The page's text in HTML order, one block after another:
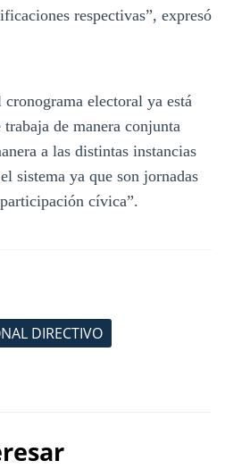
respectivas”, expresó
electoral ya está
de manera conjunta
a las distintas instancias
sistema ya que son jornadas
cívica”.
DIRECTIVO